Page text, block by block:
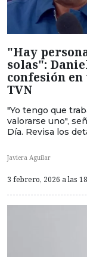
"Hay
solas":
confesión
TVN
"Yo tengo que
valorarse uno",
Día. Revisa los
Javiera Aguilar
3 febrero, 2026 a las